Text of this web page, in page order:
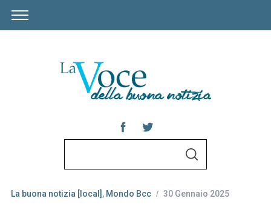
r
S
C
H
La buona notizia [local] , Mondo Bcc 30 Gennaio 2025